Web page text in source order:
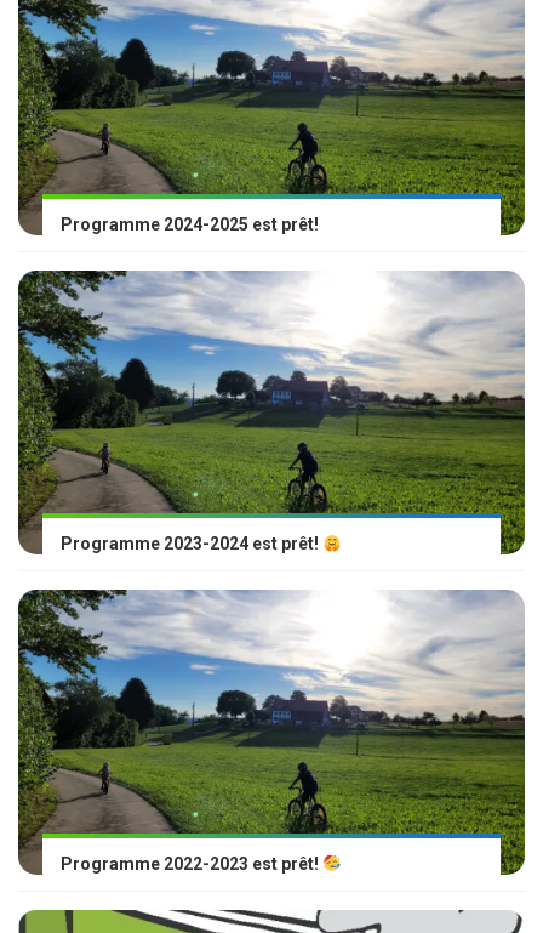
Programme 2024-2025 est prêt!
Programme 2023-2024 est prêt!
Programme 2022-2023 est prêt!